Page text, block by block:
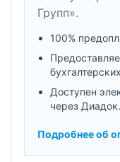
Групп».
100%
Доступен
через Диадок.
Подробнее об